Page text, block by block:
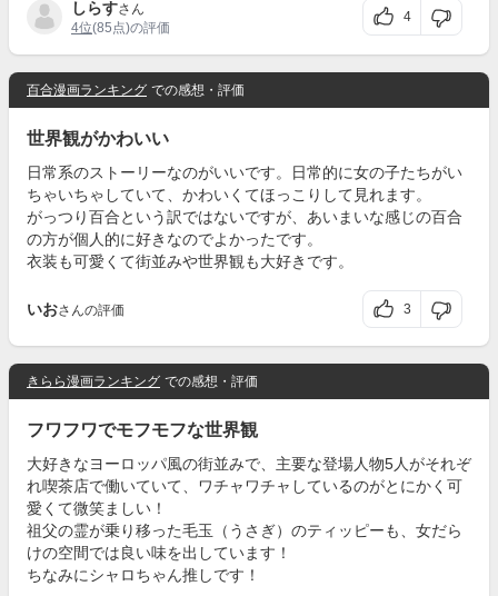
しらすさん
4位(85点)の評価
4
百合漫画ランキング での感想・評価
世界観がかわいい
日常系のストーリーなのがいいです。日常的に女の子たちがい
ちゃいちゃしていて、かわいくてほっこりして見れます。
がっつり百合という訳ではないですが、あいまいな感じの百合
の方が個人的に好きなのでよかったです。
衣装も可愛くて街並みや世界観も大好きです。
いおさんの評価 3
きらら漫画ランキング での感想・評価
フワフワでモフモフな世界観
大好きなヨーロッパ風の街並みで、主要な登場人物5人がそれぞ
れ喫茶店で働いていて、ワチャワチャしているのがとにかく可
愛くて微笑ましい！
祖父の霊が乗り移った毛玉（うさぎ）のティッピーも、女だら
けの空間では良い味を出しています！
ちなみにシャロちゃん推しです！